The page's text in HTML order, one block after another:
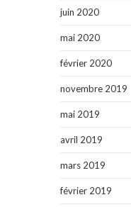
juin 2020
mai 2020
février 2020
novembre 2019
mai 2019
avril 2019
mars 2019
février 2019